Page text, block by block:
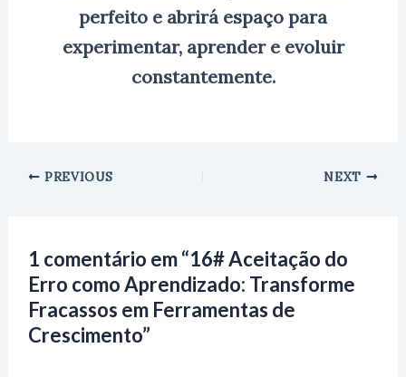
perfeito e abrirá espaço para
experimentar, aprender e evoluir
constantemente.
PREVIOUS NEXT
1 comentário em “16# Aceitação do
Erro como Aprendizado: Transforme
Fracassos em Ferramentas de
Crescimento”